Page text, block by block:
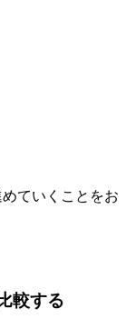
ていくことをお
較する